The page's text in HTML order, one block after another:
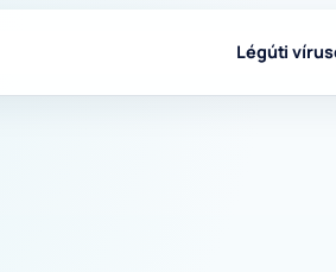
Légúti